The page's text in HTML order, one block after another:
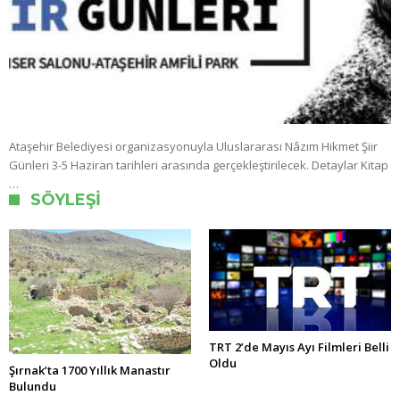
Ataşehir Belediyesi organizasyonuyla Uluslararası Nâzım Hikmet Şiir
Günleri 3-5 Haziran tarihleri arasında gerçekleştirilecek. Detaylar Kitap
…
SÖYLEŞI
Şırnak’ta 1700 Yıllık Manastır
Bulundu
TRT 2’de Mayıs Ayı Filmleri Belli
Oldu